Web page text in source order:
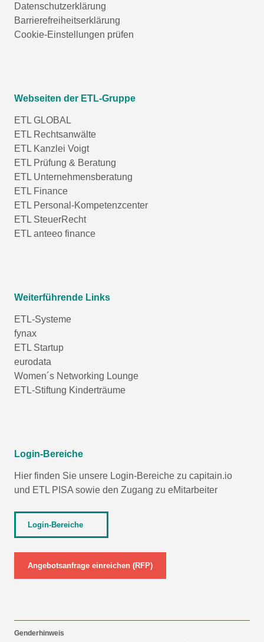
Datenschutzerklärung
Barrierefreiheitserklärung
Cookie-Einstellungen prüfen
Webseiten der ETL-Gruppe
ETL GLOBAL
ETL Rechtsanwälte
ETL Kanzlei Voigt
ETL Prüfung & Beratung
ETL Unternehmensberatung
ETL Finance
ETL Personal-Kompetenzcenter
ETL SteuerRecht
ETL anteeo finance
Weiterführende Links
ETL-Systeme
fynax
ETL Startup
eurodata
Women´s Networking Lounge
ETL-Stiftung Kinderträume
Login-Bereiche
Hier finden Sie unsere Login-Bereiche zu capitain.io
und ETL PISA sowie den Zugang zu eMitarbeiter
Login-Bereiche
Angebotsanfrage einreichen (RFP)
Genderhinweis